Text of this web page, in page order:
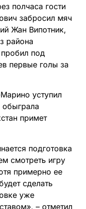
полчаса гости
забросил мяч
Жан Випотник,
района
под
первые голы за
уступил
примет
подготовка
смотреть игру
примерно ее
сделать
уже
– отметил